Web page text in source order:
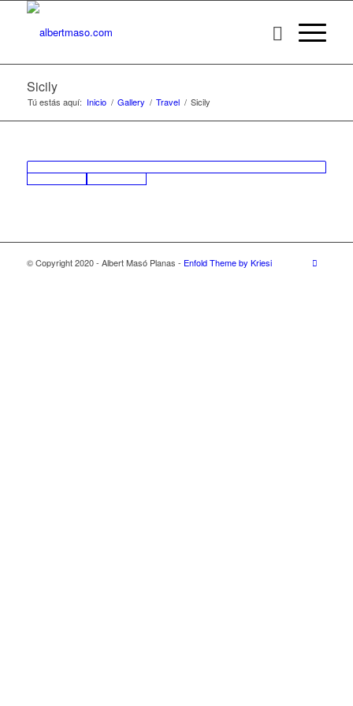
Sicily
Tú estás aquí: Inicio / Gallery / Travel / Sicily
© Copyright 2020 - Albert Masó Planas - Enfold Theme by Kriesi